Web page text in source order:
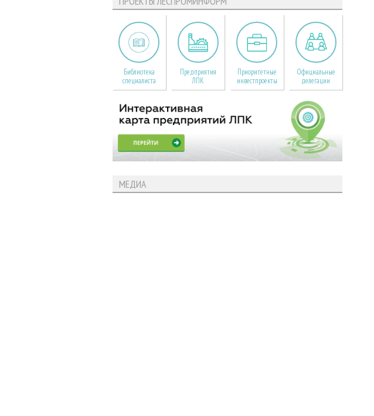
Библиотека
специалиста
Предприятия
ЛПК
Приоритетные
инвестпроекты
Официальные
делегации
МЕДИА